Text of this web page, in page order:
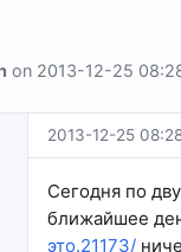
on 2013-12-25
2013-12-25
Сегодня по
ближайшее
это.21173/